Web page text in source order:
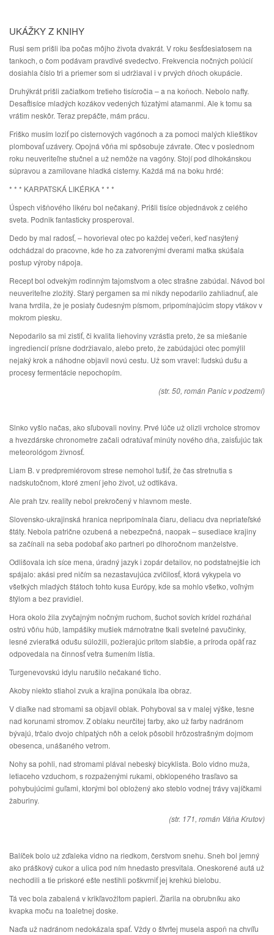
UKÁŽKY Z KNIHY
Rusi sem prišli iba počas môjho života dvakrát. V roku šesťdesiatosem na
tankoch, o čom podávam pravdivé svedectvo. Frekvencia nočných polúcií
dosiahla číslo tri a priemer som si udržiaval i v prvých dňoch okupácie.
Druhýkrát prišli začiatkom tretieho tisícročia – a na koňoch. Nebolo nafty.
Desaťtisíce mladých kozákov vedených fúzatými atamanmi. Ale k tomu sa
vrátim neskôr. Teraz prepáčte, mám prácu.
Friško musím loziť po cisternových vagónoch a za pomoci malých klieštikov
plombovať uzávery. Opojná vôňa mi spôsobuje závrate. Otec v poslednom
roku neuveriteľne stučnel a už nemôže na vagóny. Stojí pod dlhokánskou
súpravou a zamilovane hladká cisterny. Každá má na boku hrdé:
* * * KARPATSKÁ LIKÉRKA * * *
Úspech višňového likéru bol nečakaný. Prišli tisíce objednávok z celého
sveta. Podnik fantasticky prosperoval.
Dedo by mal radosť, – hovorieval otec po každej večeri, keď nasýtený
odchádzal do pracovne, kde ho za zatvorenými dverami matka skúšala
postup výroby nápoja.
Recept bol odvekým rodinným tajomstvom a otec strašne zabúdal. Návod bol
neuveriteľne zložitý. Starý pergamen sa mi nikdy nepodarilo zahliadnuť, ale
Ivana tvrdila, že je posiaty čudesným písmom, pripomínajúcim stopy vtákov v
mokrom piesku.
Nepodarilo sa mi zistiť, či kvalita liehoviny vzrástla preto, že sa miešanie
ingrediencií prísne dodržiavalo, alebo preto, že zabúdajúci otec pomýlil
nejaký krok a náhodne objavil novú cestu. Už som vravel: ľudskú dušu a
procesy fermentácie nepochopím.
(str. 50, román Panic v podzemí)
Slnko vyšlo načas, ako sľubovali noviny. Prvé lúče už olizli vrcholce stromov
a hvezdárske chronometre začali odratúvať minúty nového dňa, zaisťujúc tak
meteorológom živnosť.
Liam B. v predpremiérovom strese nemohol tušiť, že čas stretnutia s
nadskutočnom, ktoré zmení jeho život, už odtikáva.
Ale prah tzv. reality nebol prekročený v hlavnom meste.
Slovensko-ukrajinská hranica nepripomínala čiaru, deliacu dva nepriateľské
štáty. Nebola patrične ozubená a nebezpečná, naopak – susediace krajiny
sa začínali na seba podobať ako partneri po dlhoročnom manželstve.
Odlišovala ich síce mena, úradný jazyk i zopár detailov, no podstatnejšie ich
spájalo: akási pred ničím sa nezastavujúca zvlčilosť, ktorá vykypela vo
všetkých mladých štátoch tohto kusa Európy, kde sa mohlo všetko, voľným
štýlom a bez pravidiel.
Hora okolo žila zvyčajným nočným ruchom, šuchot sovích krídel rozháňal
ostrú vôňu húb, lampášiky mušiek márnotratne tkali svetelné pavučinky,
lesné zvieratká odušu súložili, požierajúc pritom slabšie, a príroda opäť raz
odpovedala na činnosť vetra šumením lístia.
Turgenevovskú idylu narušilo nečakané ticho.
Akoby niekto stiahol zvuk a krajina ponúkala iba obraz.
V diaľke nad stromami sa objavil oblak. Pohyboval sa v malej výške, tesne
nad korunami stromov. Z oblaku neurčitej farby, ako už farby nadránom
bývajú, trčalo dvojo chlpatých nôh a celok pôsobil hrôzostrašným dojmom
obesenca, unášaného vetrom.
Nohy sa pohli, nad stromami plával nebeský bicyklista. Bolo vidno muža,
letiaceho vzduchom, s rozpaženými rukami, obklopeného trasľavo sa
pohybujúcimi guľami, ktorými bol obložený ako steblo vodnej trávy vajíčkami
žaburiny.
(str. 171, román Váňa Krutov)
Balíček bolo už zďaleka vidno na riedkom, čerstvom snehu. Sneh bol jemný
ako práškový cukor a ulica pod ním hnedasto presvitala. Oneskorené autá už
nechodili a tie priskoré ešte nestihli poškvrniť jej krehkú bielobu.
Tá vec bola zabalená v krikľavožltom papieri. Žiarila na obrubníku ako
kvapka moču na toaletnej doske.
Naďa už nadránom nedokázala spať. Vždy o štvrtej musela aspoň na chvíľu